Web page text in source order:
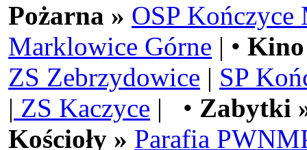
Pożarna » OSP Kończyce
Marklowice Górne | •
ZS Zebrzydowice | SP
| ZS Kaczyce | • Zabytki
Kościoły » Parafia